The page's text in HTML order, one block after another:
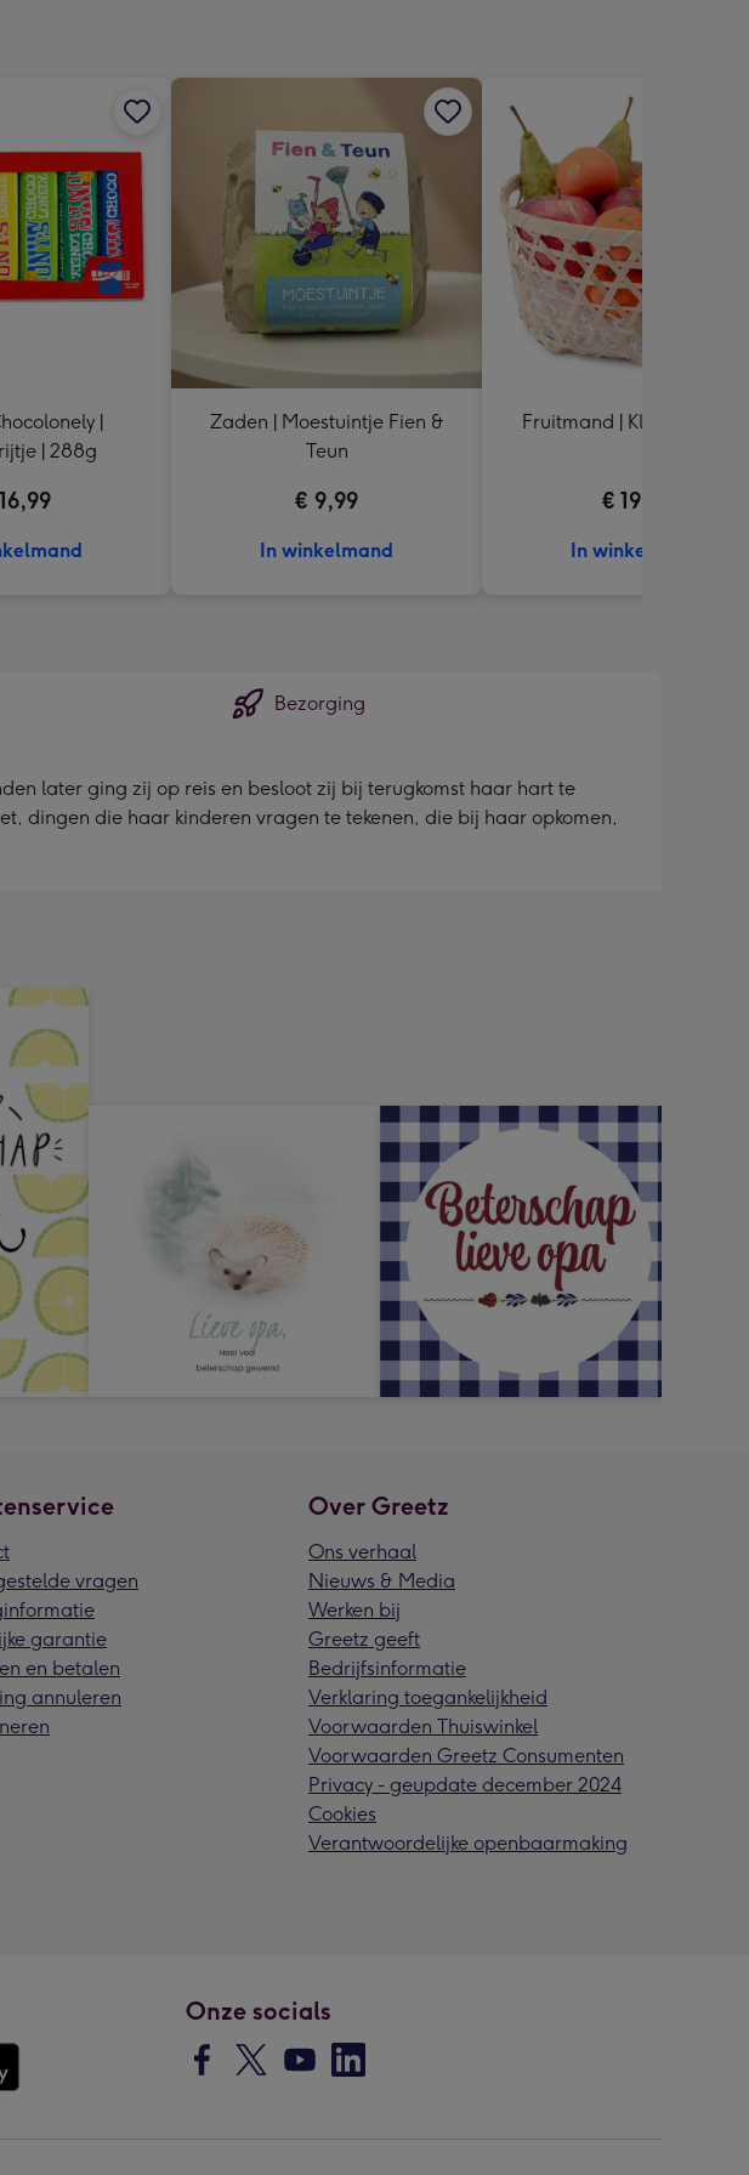
mm
|
| 288g
Zaden | Moestuintje Fien &
Teun
€ 9,99
In winkelmand
Fruitmand | Klein | +/- 2
€ 19,99
In winkelmand
Bezorging
later ging zij op reis en besloot zij bij terugkomst haar hart te
dingen die haar kinderen vragen te tekenen, die bij haar opkomen,
vragen
garantie
en betalen
annuleren
Over Greetz
Ons verhaal
Nieuws & Media
Werken bij
Greetz geeft
Bedrijfsinformatie
Verklaring toegankelijkheid
Voorwaarden Thuiswinkel
Voorwaarden Greetz Consumenten
Privacy - geupdate december 2024
Cookies
Verantwoordelijke openbaarmaking
Onze socials